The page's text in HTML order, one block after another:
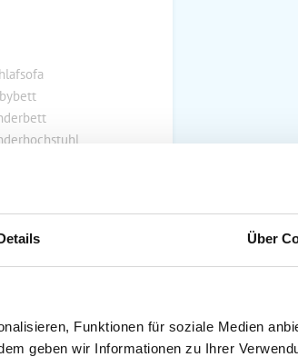
Über
Funktionen für soziale Medien
geben wir Informationen zu Ihrer